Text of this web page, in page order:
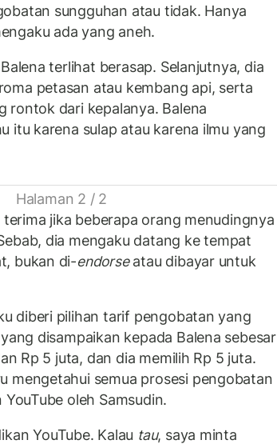
sungguhan atau tidak. Hanya
ada yang aneh.
terlihat berasap. Selanjutnya, dia
petasan atau kembang api, serta
rontok dari kepalanya. Balena
itu karena sulap atau karena ilmu yang
Halaman 2 / 2
terima jika beberapa orang menudingnya
dia mengaku datang ke tempat
bukan di-endorseatau dibayar untuk
diberi pilihan tarif pengobatan yang
disampaikan kepada Balena sebesar
Rp 5 juta, dan dia memilih Rp 5 juta.
mengetahui semua prosesi pengobatan
oleh Samsudin.
YouTube. Kalau tau, saya minta